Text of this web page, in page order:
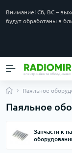
Внимание! Сб, ВС –
будут обработаны в
Паяльное
Паяльное
Запчасти к